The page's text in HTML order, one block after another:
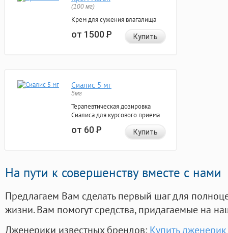
(100 мг)
Крем для сужения влагалища
от 1500Р Купить
Сиалис 5 мг
5мг
Терапевтическая дозировка
Сиалиса для курсового приема
от 60Р Купить
На пути к совершенству вместе с нами
Предлагаем Вам сделать первый шаг для
жизни. Вам помогут средства, придагаемые на
Дженерики известных брендов: Купить